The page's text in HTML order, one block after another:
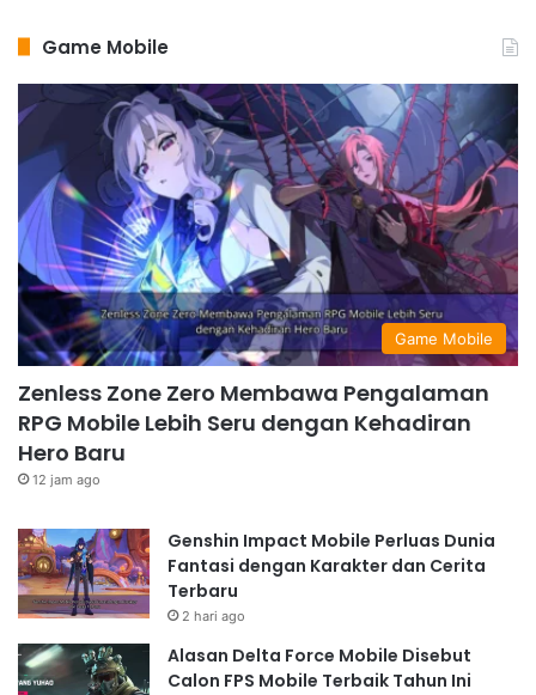
Game Mobile
Game Mobile
Zenless Zone Zero Membawa Pengalaman
RPG Mobile Lebih Seru dengan Kehadiran
Hero Baru
12 jam ago
Genshin Impact Mobile Perluas Dunia
Fantasi dengan Karakter dan Cerita
Terbaru
2 hari ago
Alasan Delta Force Mobile Disebut
Calon FPS Mobile Terbaik Tahun Ini